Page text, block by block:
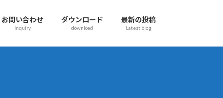
お問い合わせ
inquiry
ダウンロード
download
最新の投稿
Latest blog